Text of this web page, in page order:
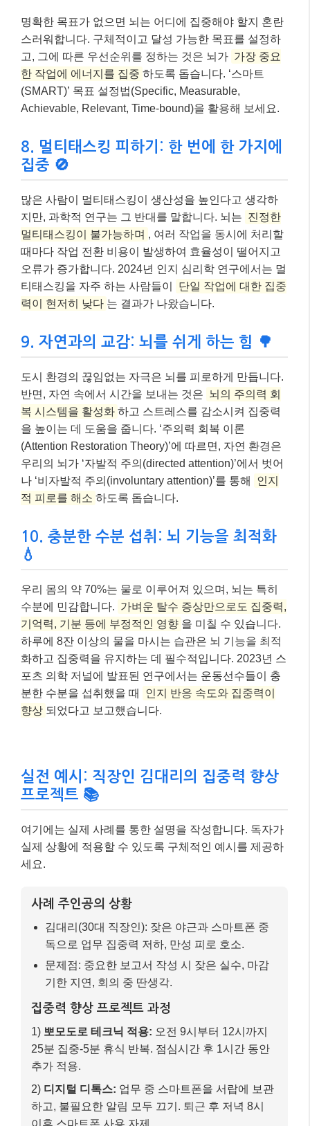
명확한 목표가 없으면 뇌는 어디에 집중해야 할지 혼란
스러워합니다. 구체적이고 달성 가능한 목표를 설정하
고, 그에 따른 우선순위를 정하는 것은 뇌가 가장 중요
한 작업에 에너지를 집중 하도록 돕습니다. ‘스마트
(SMART)’ 목표 설정법(Specific, Measurable,
Achievable, Relevant, Time-bound)을 활용해 보세요.
8. 멀티태스킹 피하기: 한 번에 한 가지에
집중 🚫
많은 사람이 멀티태스킹이 생산성을 높인다고 생각하
지만, 과학적 연구는 그 반대를 말합니다. 뇌는 진정한
멀티태스킹이 불가능하며 , 여러 작업을 동시에 처리할
때마다 작업 전환 비용이 발생하여 효율성이 떨어지고
오류가 증가합니다. 2024년 인지 심리학 연구에서는 멀
티태스킹을 자주 하는 사람들이
단일 작업에 대한 집중
력이 현저히 낮다 는 결과가 나왔습니다.
9. 자연과의 교감: 뇌를 쉬게 하는 힘 🌳
도시 환경의 끊임없는 자극은 뇌를 피로하게 만듭니다.
반면, 자연 속에서 시간을 보내는 것은 뇌의 주의력 회
복 시스템을 활성화 하고 스트레스를 감소시켜 집중력
을 높이는 데 도움을 줍니다. ‘주의력 회복 이론
(Attention Restoration Theory)’에 따르면, 자연 환경은
우리의 뇌가 ‘자발적 주의(directed attention)’에서 벗어
나 ‘비자발적 주의(involuntary attention)’를 통해
인지
적 피로를 해소 하도록 돕습니다.
10. 충분한 수분 섭취: 뇌 기능을 최적화
💧
우리 몸의 약 70%는 물로 이루어져 있으며, 뇌는 특히
수분에 민감합니다. 가벼운 탈수 증상만으로도 집중력,
기억력, 기분 등에 부정적인 영향 을 미칠 수 있습니다.
하루에 8잔 이상의 물을 마시는 습관은 뇌 기능을 최적
화하고 집중력을 유지하는 데 필수적입니다. 2023년 스
포츠 의학 저널에 발표된 연구에서는 운동선수들이 충
분한 수분을 섭취했을 때
인지 반응 속도와 집중력이
향상 되었다고 보고했습니다.
실전 예시: 직장인 김대리의 집중력 향상
프로젝트 📚
여기에는 실제 사례를 통한 설명을 작성합니다. 독자가
실제 상황에 적용할 수 있도록 구체적인 예시를 제공하
세요.
사례 주인공의 상황
김대리(30대 직장인): 잦은 야근과 스마트폰 중
독으로 업무 집중력 저하, 만성 피로 호소.
문제점: 중요한 보고서 작성 시 잦은 실수, 마감
기한 지연, 회의 중 딴생각.
집중력 향상 프로젝트 과정
1) 뽀모도로 테크닉 적용: 오전 9시부터 12시까지
25분 집중-5분 휴식 반복. 점심시간 후 1시간 동안
추가 적용.
2) 디지털 디톡스: 업무 중 스마트폰을 서랍에 보관
하고, 불필요한 알림 모두 끄기. 퇴근 후 저녁 8시
이후 스마트폰 사용 자제.